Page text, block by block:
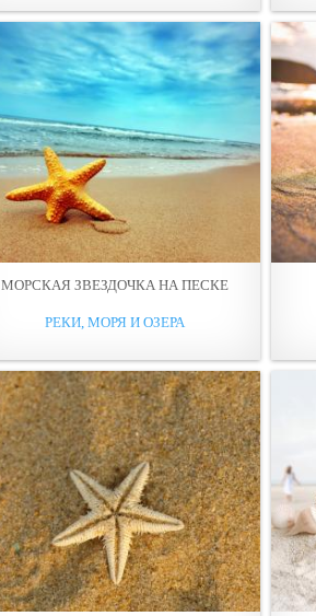
МОРСКАЯ ЗВЕЗДОЧКА НА ПЕСКЕ
РЕКИ, МОРЯ И ОЗЕРА